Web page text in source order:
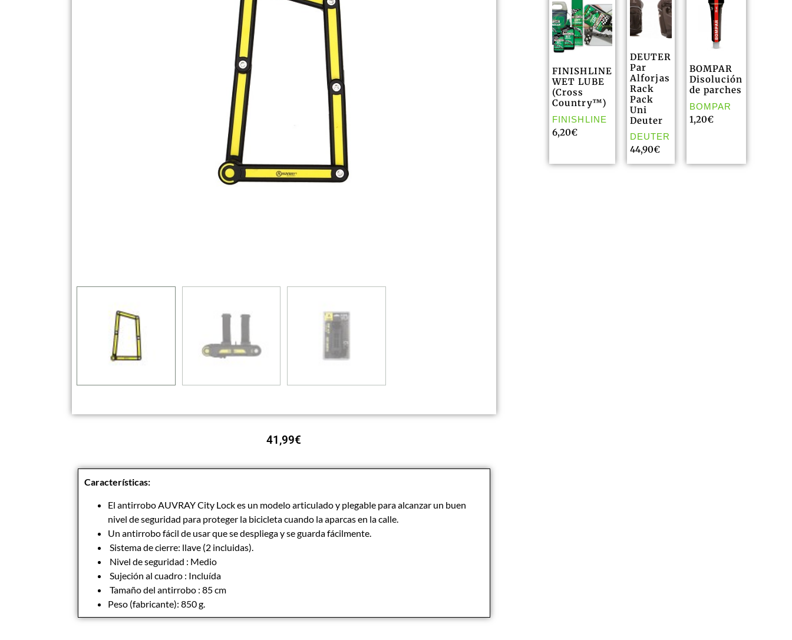
41,99€
Características:
El antirrobo AUVRAY City Lock es un modelo articulado y plegable para alcanzar un buen
nivel de seguridad para proteger la bicicleta cuando la aparcas en la calle.
Un antirrobo fácil de usar que se despliega y se guarda fácilmente.
Sistema de cierre: llave (2 incluidas).
Nivel de seguridad : Medio
Sujeción al cuadro : Incluída
Tamaño del antirrobo : 85 cm
Peso (fabricante): 850 g.
FINISHLINE
WET LUBE
(Cross
Country™)
FINISHLINE
6,20€
DEUTER
Par
Alforjas
Rack
Pack
Uni
Deuter
DEUTER
44,90€
BOMPAR
Disolución
de parches
BOMPAR
1,20€